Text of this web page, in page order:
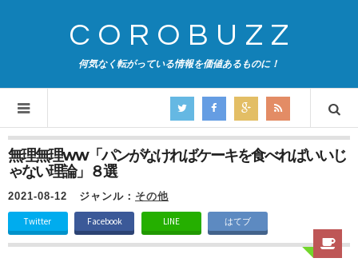
COROBUZZ
何気なく転がっている情報を価値あるものに！
無理無理ww「パンがなければケーキを食べればいいじ
ゃない理論」８選
2021-08-12 ジャンル： その他
Twitter Facebook LINE はてブ